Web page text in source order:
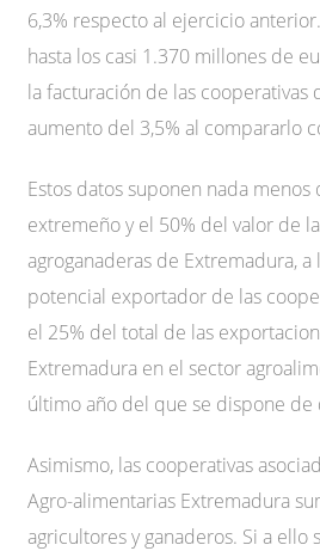
6,3% respecto al ejercicio
hasta los casi 1.370 millones de
la facturación de las cooperativas
aumento del 3,5% al compararlo
Estos datos suponen nada menos
extremeño y el 50% del valor de
agroganaderas de Extremadura, a
potencial exportador de las
el 25% del total de las
Extremadura en el sector
último año del que se dispone de
Asimismo, las cooperativas
Agro-alimentarias Extremadura
agricultores y ganaderos. Si a ello